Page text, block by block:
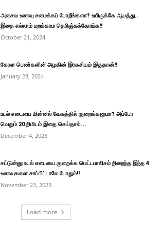
அசைவ உணவு சமைக்கப் போறீங்களா? உயிருக்கே ஆபத்து..
இதை எல்லாம் மறக்காம தெரிஞ்சுக்கோங்க!!
October 21, 2024
கேரள பெண்களின் அழகின் இரகசியம் இதுதான்!!
January 28, 2024
உடல் எடையை மின்னல் வேகத்தில் குறைக்கனுமா? அப்போ
வெறும் 20 நிமிடம் இதை செய்தால்...
December 4, 2023
சட்டுன்னு உடல் எடையை குறைக்க மெட்டபாலிசம் நிறைந்த இந்த 4
உணவுகளை சாப்பிட்டாலே போதும்!!
November 23, 2023
Load more